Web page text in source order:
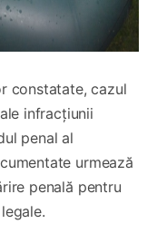
constatate, cazul
infracțiunii
penal al
urmează
penală pentru